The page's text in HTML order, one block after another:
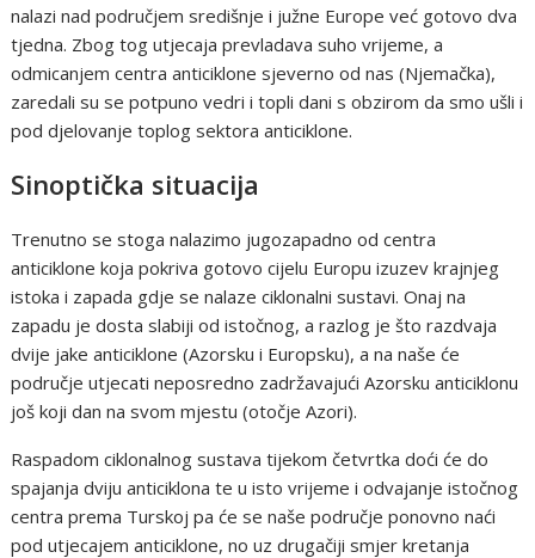
nalazi nad područjem središnje i južne Europe već gotovo dva
tjedna. Zbog tog utjecaja prevladava suho vrijeme, a
odmicanjem centra anticiklone sjeverno od nas (Njemačka),
zaredali su se potpuno vedri i topli dani s obzirom da smo ušli i
pod djelovanje toplog sektora anticiklone.
Sinoptička situacija
Trenutno se stoga nalazimo jugozapadno od centra
anticiklone koja pokriva gotovo cijelu Europu izuzev krajnjeg
istoka i zapada gdje se nalaze ciklonalni sustavi. Onaj na
zapadu je dosta slabiji od istočnog, a razlog je što razdvaja
dvije jake anticiklone (Azorsku i Europsku), a na naše će
područje utjecati neposredno zadržavajući Azorsku anticiklonu
još koji dan na svom mjestu (otočje Azori).
Raspadom ciklonalnog sustava tijekom četvrtka doći će do
spajanja dviju anticiklona te u isto vrijeme i odvajanje istočnog
centra prema Turskoj pa će se naše područje ponovno naći
pod utjecajem anticiklone, no uz drugačiji smjer kretanja